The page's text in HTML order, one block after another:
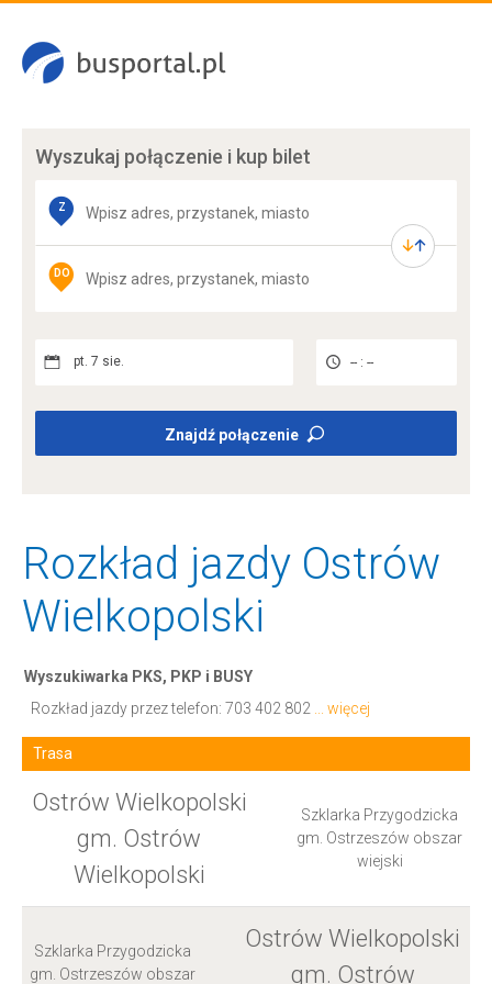
Wyszukaj połączenie i kup bilet
Z
DO
pt. 7 sie. -- : --
Znajdź połączenie
Rozkład jazdy Ostrów
Wielkopolski
Wyszukiwarka PKS, PKP i BUSY
Rozkład jazdy przez telefon: 703 402 802 ... więcej
Trasa
Ostrów Wielkopolski
gm. Ostrów
Wielkopolski
Szklarka Przygodzicka
gm. Ostrzeszów obszar
wiejski
Szklarka Przygodzicka
gm. Ostrzeszów obszar
Ostrów Wielkopolski
gm. Ostrów